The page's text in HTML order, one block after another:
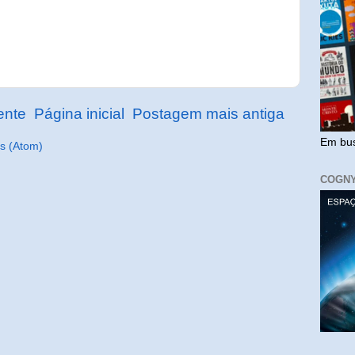
Postagem mais antiga
Página inicial
(Atom) Em